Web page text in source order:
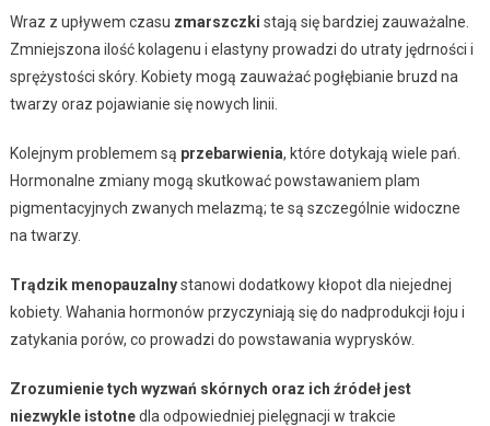
Wraz z upływem czasu zmarszczki stają się bardziej zauważalne.
Zmniejszona ilość kolagenu i elastyny prowadzi do utraty jędrności i
sprężystości skóry. Kobiety mogą zauważać pogłębianie bruzd na
twarzy oraz pojawianie się nowych linii.
Kolejnym problemem są przebarwienia, które dotykają wiele pań.
Hormonalne zmiany mogą skutkować powstawaniem plam
pigmentacyjnych zwanych melazmą; te są szczególnie widoczne
na twarzy.
Trądzik menopauzalnystanowi dodatkowy kłopot dla niejednej
kobiety. Wahania hormonów przyczyniają się do nadprodukcji łoju i
zatykania porów, co prowadzi do powstawania wyprysków.
Zrozumienie tych wyzwań skórnych oraz ich źródeł jest
niezwykle istotnedla odpowiedniej pielęgnacji w trakcie